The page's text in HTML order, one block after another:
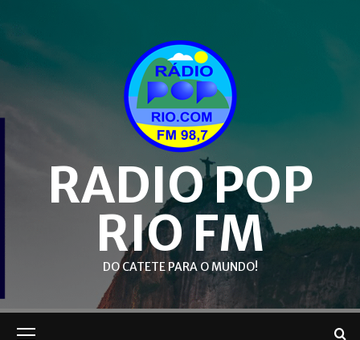
content
RADIO POP
RIO FM
DO CATETE PARA O MUNDO!